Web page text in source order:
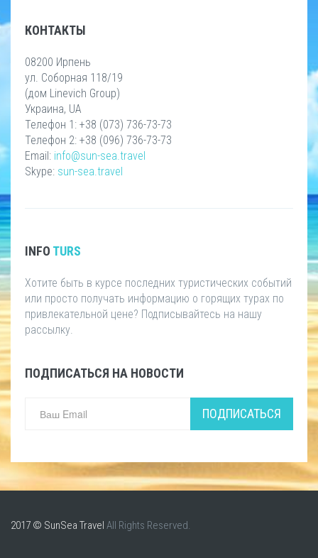
КОНТАКТЫ
08200 Ирпень
ул. Соборная 118/19
(дом Linevich Group)
Украина, UA
Телефон 1: +38 (073) 736-73-73
Телефон 2: +38 (096) 736-73-73
Email: info@sun-sea.travel
Skype: sun-sea.travel
INFO TURS
Хотите быть в курсе последних туристических событий
или просто получать информацию о горящих турах по
привлекательной цене? Подписывайтесь на нашу
рассылку.
ПОДПИСАТЬСЯ НА НОВОСТИ
ПОДПИСАТЬСЯ
2017 © SunSea Travel All Rights Reserved.